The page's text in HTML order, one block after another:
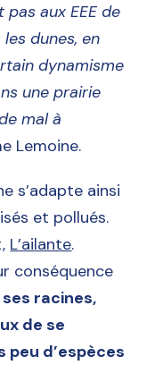
aux EEE de
dunes, en
dynamisme
une prairie
mal à
Lemoine.
s’adapte ainsi
et pollués.
L’ailante.
conséquence
racines,
de se
d’espèces